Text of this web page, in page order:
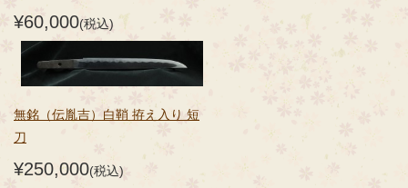
¥60,000(税込)
無銘（伝胤吉）白鞘 拵え入り 短
刀
¥250,000(税込)